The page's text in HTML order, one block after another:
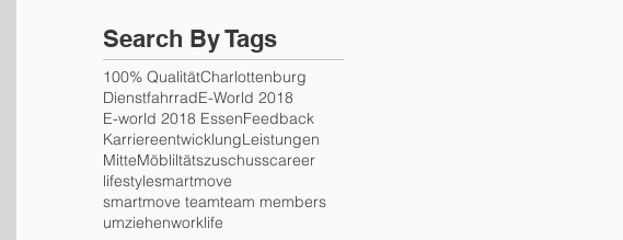
Search By Tags
100% QualitätCharlottenburg
DienstfahrradE-World 2018
E-world 2018 EssenFeedback
KarriereentwicklungLeistungen
MitteMöbliltätszuschusscareer
lifestylesmartmove
smartmove teamteam members
umziehenworklife